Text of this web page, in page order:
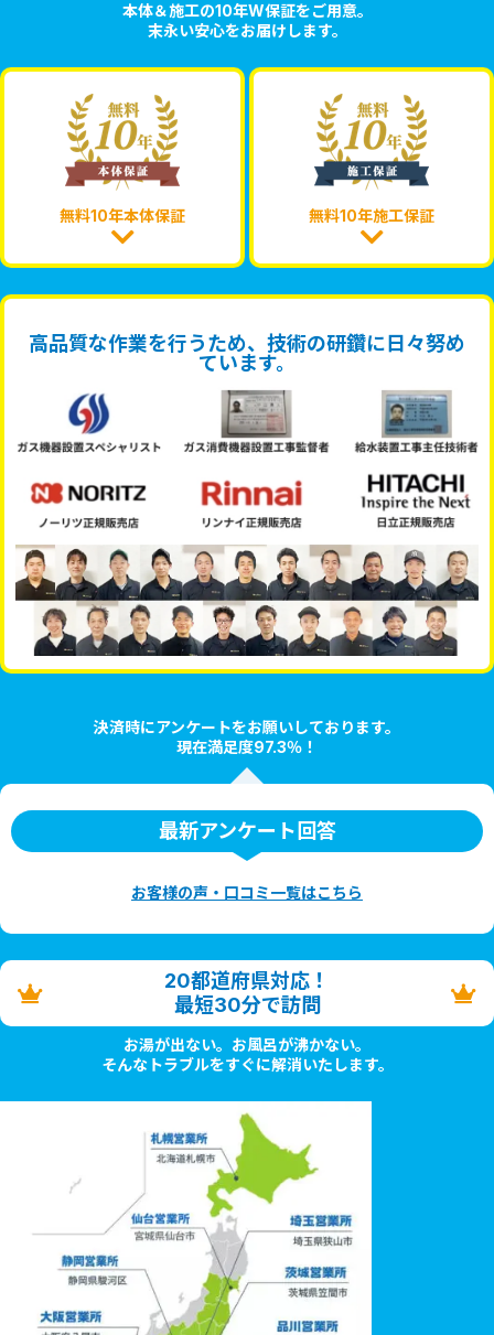
本体＆施工の10年W保証をご用意。
末永い安心をお届けします。
無料10年本体保証 無料10年施工保証
高品質な作業を行うため、技術の研鑽に日々努め
ています。
決済時にアンケートをお願いしております。
現在満足度97.3％！
最新アンケート回答
お客様の声・口コミ一覧はこちら
20都道府県対応！
最短30分で訪問
お湯が出ない。お風呂が沸かない。
そんなトラブルをすぐに解消いたします。